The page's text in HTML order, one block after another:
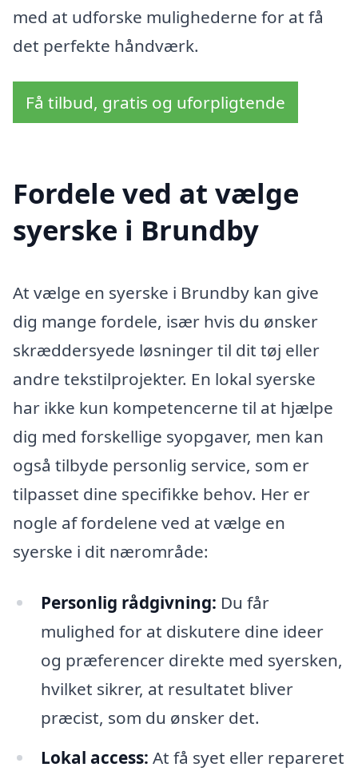
med at udforske mulighederne for at få
det perfekte håndværk.
Få tilbud, gratis og uforpligtende
Fordele ved at vælge
syerske i Brundby
At vælge en syerske i Brundby kan give
dig mange fordele, især hvis du ønsker
skræddersyede løsninger til dit tøj eller
andre tekstilprojekter. En lokal syerske
har ikke kun kompetencerne til at hjælpe
dig med forskellige syopgaver, men kan
også tilbyde personlig service, som er
tilpasset dine specifikke behov. Her er
nogle af fordelene ved at vælge en
syerske i dit nærområde:
Personlig rådgivning: Du får
mulighed for at diskutere dine ideer
og præferencer direkte med syersken,
hvilket sikrer, at resultatet bliver
præcist, som du ønsker det.
Lokal access: At få syet eller repareret